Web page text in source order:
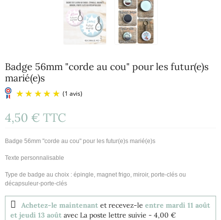
Badge 56mm "corde au cou" pour les futur(e)s
marié(e)s
4,50 € TTC
Badge 56mm "corde au cou" pour les futur(e)s marié(e)s
Texte personnalisable
Type de badge au choix : épingle, magnet frigo, miroir, porte-clés ou
décapsuleur-porte-clés
Achetez-le maintenant et recevez-le entre mardi 11 août
et jeudi 13 août avec La poste lettre suivie - 4,00 €